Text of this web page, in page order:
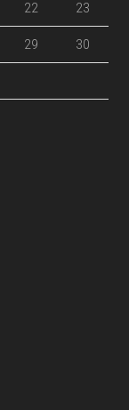
22 23
29 30